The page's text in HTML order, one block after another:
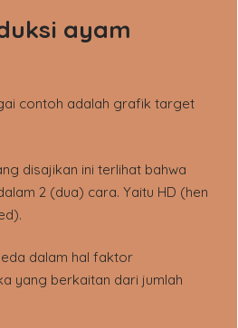
ayam
contoh adalah grafik target
disajikan ini terlihat bahwa
2 (dua) cara. Yaitu HD (hen
dalam hal faktor
yang berkaitan dari jumlah